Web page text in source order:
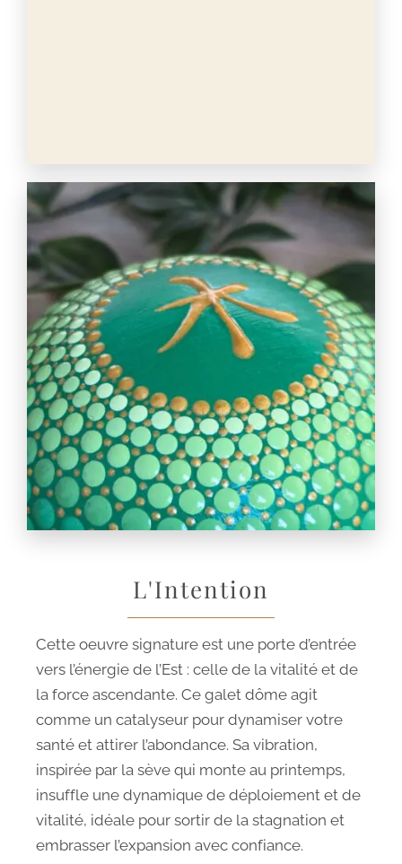
L'Intention
Cette oeuvre signature est une porte d’entrée
vers l’énergie de l’Est : celle de la vitalité et de
la force ascendante. Ce galet dôme agit
comme un catalyseur pour dynamiser votre
santé et attirer l’abondance. Sa vibration,
inspirée par la sève qui monte au printemps,
insuffle une dynamique de déploiement et de
vitalité, idéale pour sortir de la stagnation et
embrasser l’expansion avec confiance.